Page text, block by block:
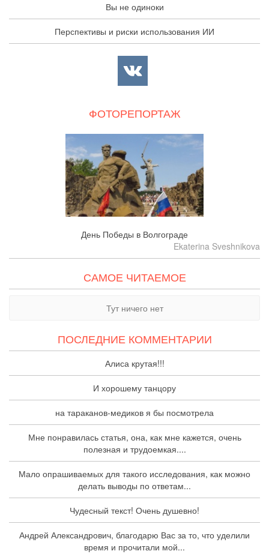
Вы не одиноки
Перспективы и риски использования ИИ
ФОТОРЕПОРТАЖ
День Победы в Волгограде
Ekaterina Sveshnikova
САМОЕ ЧИТАЕМОЕ
Тут ничего нет
ПОСЛЕДНИЕ КОММЕНТАРИИ
Алиса крутая!!!
И хорошему танцору
на тараканов-медиков я бы посмотрела
Мне понравилась статья, она, как мне кажется, очень
полезная и трудоемкая....
Мало опрашиваемых для такого исследования, как можно
делать выводы по ответам...
Чудесный текст! Очень душевно!
Андрей Александрович, благодарю Вас за то, что уделили
время и прочитали мой...